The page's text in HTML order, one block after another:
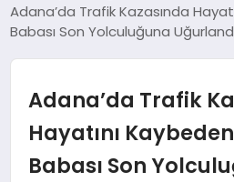
KADIN
SPOR & FITNESS
Adana’da Trafik Kazasında
Babası Son Yolculuğuna
Adana’da Trafik
Hayatını
Babası Son